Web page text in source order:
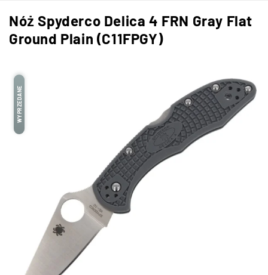
Nóż Spyderco Delica 4 FRN Gray Flat
Ground Plain (C11FPGY)
WYPRZEDANE